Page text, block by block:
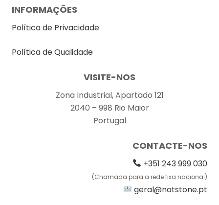
INFORMAÇÕES
Política de Privacidade
Política de Qualidade
VISITE-NOS
Zona Industrial, Apartado 121
2040 – 998 Rio Maior
Portugal
CONTACTE-NOS
+351 243 999 030
(Chamada para a rede fixa nacional)
geral@natstone.pt